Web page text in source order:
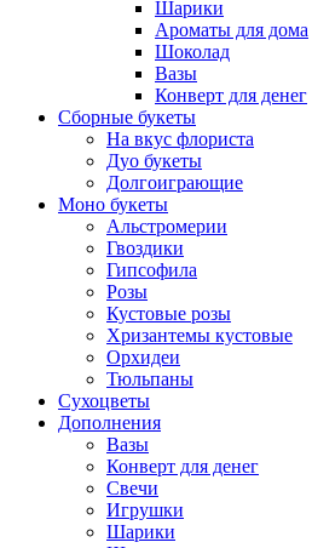
Шарики
Ароматы для дома
Шоколад
Вазы
Конверт для денег
Сборные букеты
На вкус флориста
Дуо букеты
Долгоиграющие
Моно букеты
Альстромерии
Гвоздики
Гипсофила
Розы
Кустовые розы
Хризантемы кустовые
Орхидеи
Тюльпаны
Сухоцветы
Дополнения
Вазы
Конверт для денег
Свечи
Игрушки
Шарики